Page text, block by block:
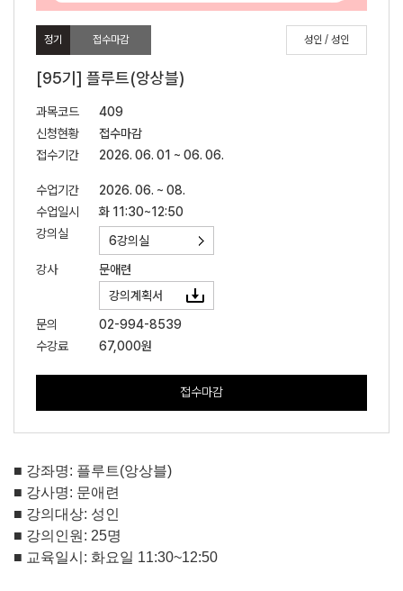
정기 접수마감 성인 / 성인
[95기] 플루트(앙상블)
과목코드
409
신청현황
접수마감
접수기간
2026. 06. 01 ~ 06. 06.
수업기간
2026. 06. ~ 08.
수업일시
화 11:30~12:50
강의실
6강의실
강사
문애련
강의계획서
문의
02-994-8539
수강료
67,000원
접수마감
■ 강좌명: 플루트(앙상블)
■ 강사명: 문애련
■ 강의대상: 성인
■ 강의인원 : 25명
■ 교육일시 : 화요일 11:30~12:50